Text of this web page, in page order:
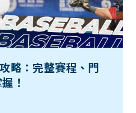
略：完整賽程、門
！